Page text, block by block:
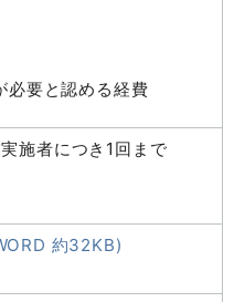
必要と認める経費
施者につき1回まで
約32KB)